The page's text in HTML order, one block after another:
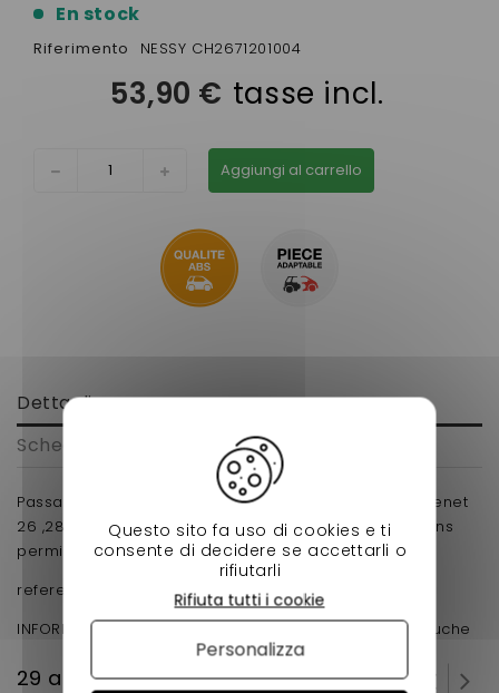
En stock
Riferimento NESSY CH2671201004
53,90 € tasse incl.
Aggiungi al carrello
Dettagli
Scheda tecnica
Passage de roue avant droit et arriere gauche chatenet
26 ,28 , 30 ,32 , 33 pickup , sporteevo pour voiture sans
permis.
reference d'origine : 0226032
INFORMATION : se monte aussi sur le coté arriere gauche
29 altri prodotti della stessa categoria:
Questo sito fa uso di cookies e ti
consente di decidere se accettarli o
rifiutarli
Rifiuta tutti i cookie
Personalizza